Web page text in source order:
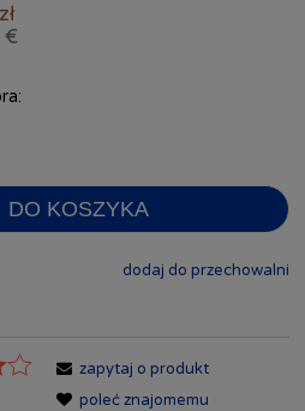
€
DO KOSZYKA
dodaj do przechowalni
zapytaj o produkt
poleć znajomemu